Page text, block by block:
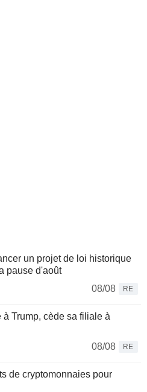
un projet de loi historique
pause d'août
08/08
RE
Trump, cède sa filiale à
08/08
RE
de cryptomonnaies pour